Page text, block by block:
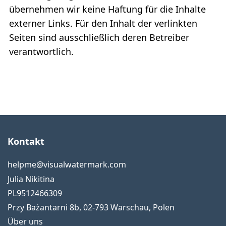
übernehmen wir keine Haftung für die Inhalte
externer Links. Für den Inhalt der verlinkten
Seiten sind ausschließlich deren Betreiber
verantwortlich.
Kontakt
helpme@visualwatermark.com
Julia Nikitina
PL9512466309
Przy Bażantarni 8b, 02-793Warschau, Polen
Über uns